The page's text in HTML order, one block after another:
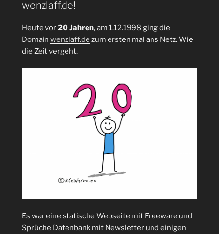
Radardiagramm
mit
Excel
wenzlaff.de!
Heute vor20 Jahren, am 1.12.1998 ging die
Domain wenzlaff.de zum ersten mal ans Netz. Wie
die Zeit vergeht.
Es war eine statische Webseite mit Freeware und
Sprüche Datenbank mit Newsletter und einigen